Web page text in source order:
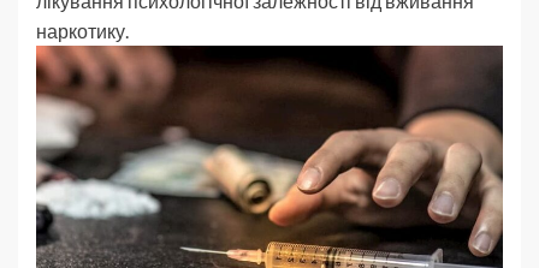
наркотику.